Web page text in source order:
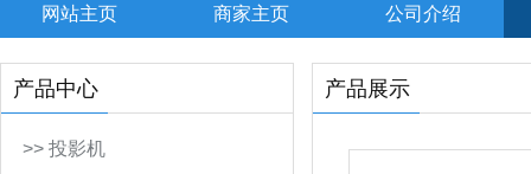
网站主页 商家主页 公司介绍
产品中心
>> 投影机
产品展示